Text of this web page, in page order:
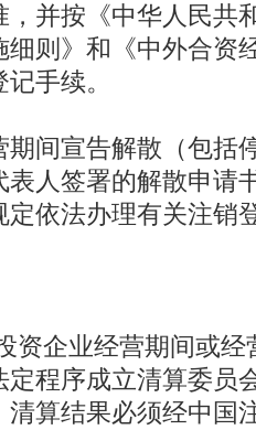
并按《中华人民共
则》和《中外合资
手续。
间宣告解散（包括
人签署的解散申请
定依法办理有关注销
资企业经营期间或经
程序成立清算委员
算结果必须经中国